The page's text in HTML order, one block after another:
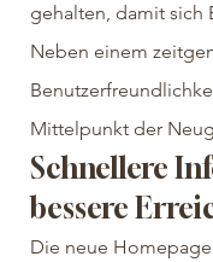
gehalten, damit sich
Neben einem
Mittelpunkt der
Schnellere
bessere
Die neue